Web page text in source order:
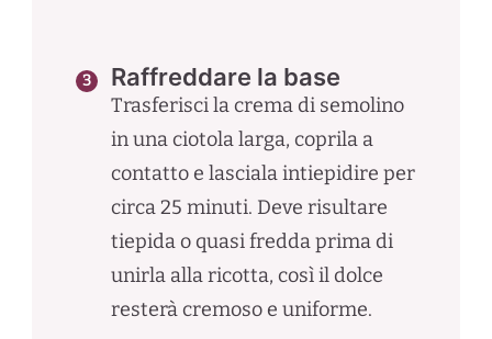
Raffreddare la base
Trasferisci la crema di semolino
in una ciotola larga, coprila a
contatto e lasciala intiepidire per
circa 25 minuti. Deve risultare
tiepida o quasi fredda prima di
unirla alla ricotta, così il dolce
resterà cremoso e uniforme.